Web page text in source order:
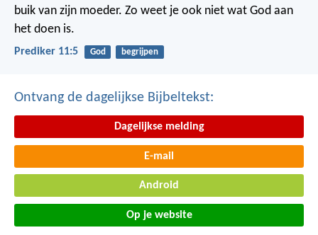
buik van zijn moeder. Zo weet je ook niet wat God aan
het doen is.
Prediker 11:5 God begrijpen
Ontvang de dagelijkse Bijbeltekst:
Dagelijkse melding
E-mail
Android
Op je website